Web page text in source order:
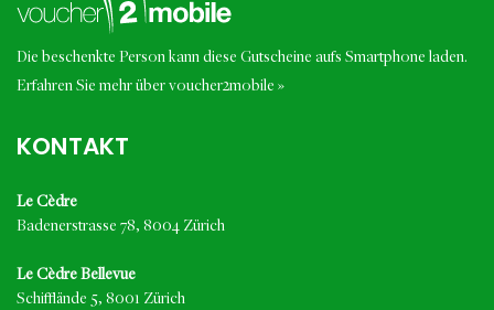
Die beschenkte Person kann diese Gutscheine aufs Smartphone laden.
Erfahren Sie mehr über voucher2mobile »
KONTAKT
Le Cèdre
Badenerstrasse 78, 8004 Zürich
Le Cèdre Bellevue
Schifflände 5, 8001 Zürich